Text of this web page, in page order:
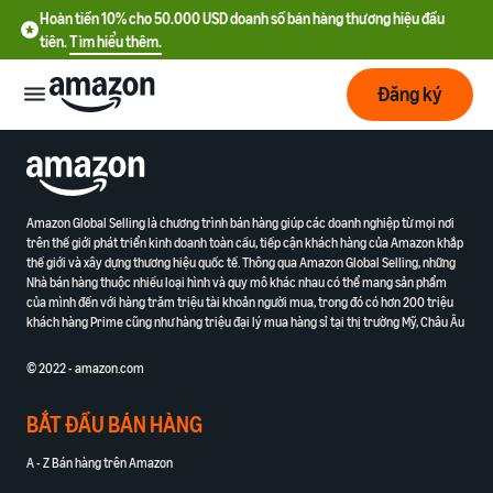
Hoàn tiền 10% cho 50.000 USD doanh số bán hàng thương hiệu đầu
tiên.Tìm hiểu thêm.
Bắt
đầu
Bắt đầu
với
Amazon
Ưu đãi nhà bán hàng mới
thương hiệu đầu tiên
Lập
kế
hoạch
Tìm
hiểu
chi
phí
Phát
triển
ưu
Dịch
vụ
Đăng ký
Amazon Global Selling là chương trình bán hàng giúp các doanh nghiệp từ mọi nơi
trên thế giới phát triển kinh doanh toàn cầu, tiếp cận khách hàng của Amazon khắp
thế giới và xây dựng thương hiệu quốc tế. Thông qua Amazon Global Selling, những
Nhà bán hàng thuộc nhiều loại hình và quy mô khác nhau có thể mang sản phẩm
của mình đến với hàng trăm triệu tài khoản người mua, trong đó có hơn 200 triệu
khách hàng Prime cũng như hàng triệu đại lý mua hàng sỉ tại thị trường Mỹ, Châu Âu
© 2022 - amazon.com
BẮT ĐẦU BÁN HÀNG
A - Z Bán hàng trên Amazon